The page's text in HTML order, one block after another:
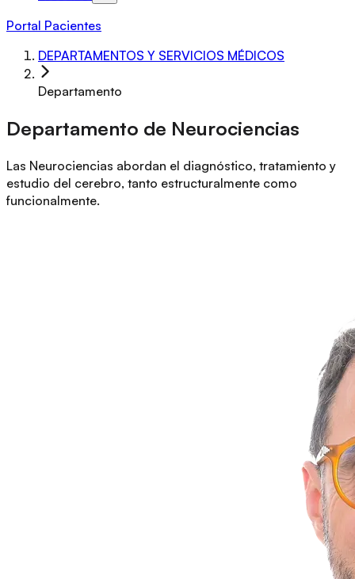
Portal Pacientes
DEPARTAMENTOS Y SERVICIOS MÉDICOS
Departamento
Departamento de Neurociencias
Las Neurociencias abordan el diagnóstico, tratamiento y
estudio del cerebro, tanto estructuralmente como
funcionalmente.